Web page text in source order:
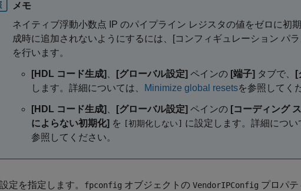
メモ
ネイティブ浮動小数点 IP のパイプライン レジスタの値をゼロに初
成時に追加されないようにするには、[コンフィギュレーション パ
を行います。
[HDL コード生成] [グローバル設定] ペインの [端子] タブで、 [
します。詳細については、
Minimize global resetsを参照してく
[HDL コード生成] [グローバル設定] ペインの [コーディング
によらない初期化] を [初期化しない] に設定します。詳細につい
参照してください。
設定を指定します。 fpconfig オブジェクトの VendorIPConfig プロパテ